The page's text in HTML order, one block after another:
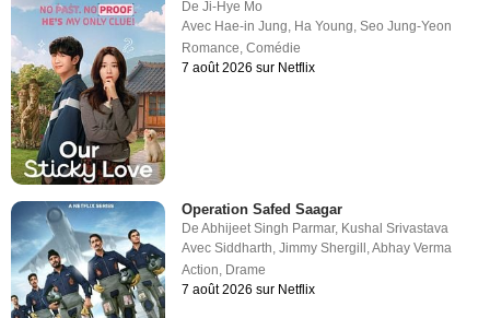
DeJi-Hye Mo
Avec Hae-in Jung Ha Young ,Seo Jung-Yeon
Romance ,Comédie
7 août 2026 sur Netflix
Operation Safed Saagar
DeAbhijeet Singh Parmar, Kushal Srivastava
AvecSiddharth,Jimmy Shergill,Abhay Verma
Action, Drame
7 août 2026 sur Netflix